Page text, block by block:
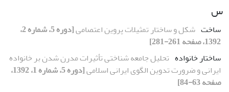
س
ساخت شکل و ساختار تمثیلات پروین اعتصامی
[دوره 5، شماره 2،
1392، صفحه 261-281]
ساختار خانواده تحلیل جامعه شناختی تأثیرات مدرن شدن بر خانواده
ایرانی و ضرورت تدوین الگوی ایرانی اسلامی
[دوره 5، شماره 1، 1392،
صفحه 63-84]